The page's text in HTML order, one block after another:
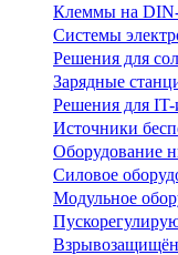
Клеммы на
Системы
Решения для
Зарядные
Решения для
Источники
Оборудование
Силовое
Модульное